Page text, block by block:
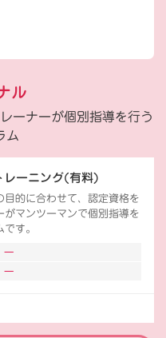
ル
ーナーが個別指導を行う
ム
レーニング(有料)
目的に合わせて、認定資格を
がマンツーマンで個別指導を
す。